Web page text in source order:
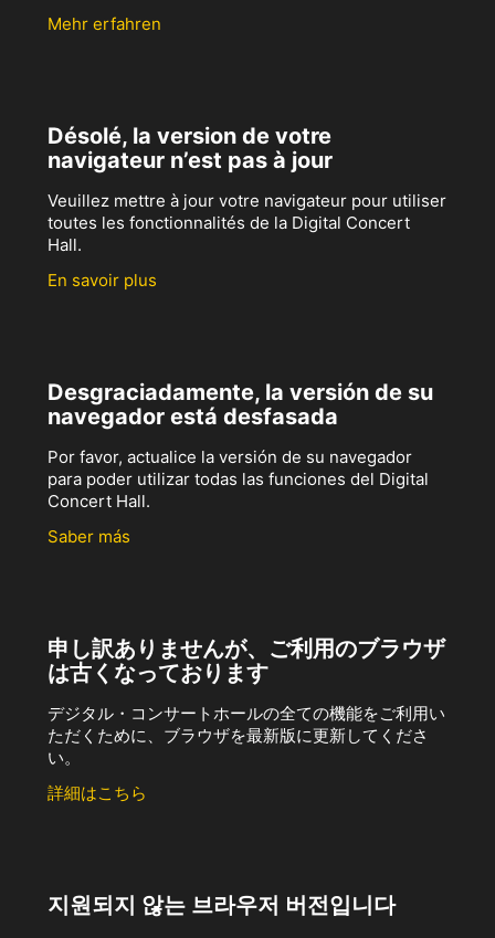
Mehr erfahren
Désolé, la version de votre
navigateur n’est pas à jour
Veuillez mettre à jour votre navigateur pour utiliser
toutes les fonctionnalités de la Digital Concert
Hall.
En savoir plus
Desgraciadamente, la versión de su
navegador está desfasada
Por favor, actualice la versión de su navegador
para poder utilizar todas las funciones del Digital
Concert Hall.
Saber más
申し訳ありませんが、ご利用のブラウザ
は古くなっております
デジタル・コンサートホールの全ての機能をご利用い
ただくために、ブラウザを最新版に更新してくださ
い。
詳細はこちら
지원되지 않는 브라우저 버전입니다